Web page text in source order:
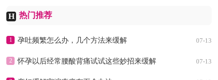
H 热门推荐
1 07-13
孕吐频繁怎么办，几个方法来缓解
2 07-13
怀孕以后经常腰酸背痛试试这些妙招来缓解